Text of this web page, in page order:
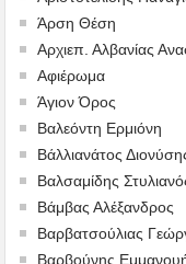
Άρση Θέση
Αρχιεπ. Αλβανίας
Αφιέρωμα
Άγιον Όρος
Βαλεόντη Ερμιόνη
Βάλλιανάτος
Βαλσαμίδης
Βάμβας Αλέξανδρος
Βαρβατσούλιας
Βαρβούνης